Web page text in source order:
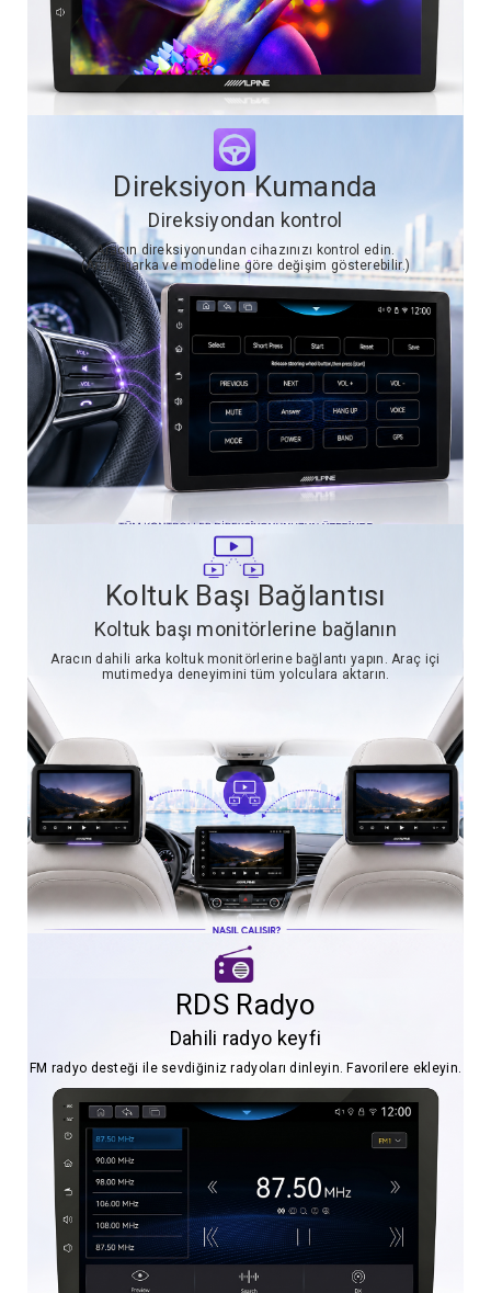
Direksiyon Kumanda
Direksiyondan kontrol
Aracın direksiyonundan cihazınızı kontrol edin.
(Araç marka ve modeline göre değişim gösterebilir.)
Koltuk Başı Bağlantısı
Koltuk başı monitörlerine bağlanın
Aracın dahili arka koltuk monitörlerine bağlantı yapın. Araç içi
mutimedya deneyimini tüm yolculara aktarın.
RDS Radyo
Dahili radyo keyfi
FM radyo desteği ile sevdiğiniz radyoları dinleyin. Favorilere ekleyin.